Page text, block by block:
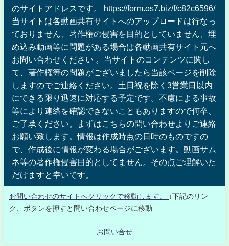
のサイトアドレスです。 https://form.os7.biz/f/c82c6596/
当サイトは各動画共有サイトへのアップロードは行なっ
ておりません、著作権の侵害を目的としていません、埋
め込み動画等に問題がある場合は各動画共有サイト元へ
お問い合わせください 。当サイトのコンテンツに関し
て、著作権等の問題がございましたら当該ページを削除
しますのでご連絡ください。土日祝を除く3営業日以内
にできる限り迅速に対応する予定です。不慮による事故
等により連絡を確認できないこともありますので何卒、
ご了承ください。まずはこちらの問い合わせよりご連絡
お願い致します。情報は作成時点の日時のものですの
で、作成後に情報が変わる場合がございます。動画サム
ネ等の著作権侵害目的としてません。その点ご理解いた
だけますと幸いです。
お問い合わせのサイトへクリックで移動します。
↓下記のリン
ク、ボタンを押すと問い合わせページに移動
お問い合せ